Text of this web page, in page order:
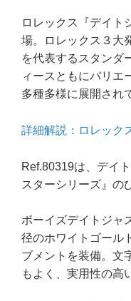
ロレックス『デイト
場。ロレックス３大
を代表するスタンダ
ィースともにバリエ
多種多様に展開され
詳細解説：ロレック
Ref.80319は、デイ
スターシリーズ』の
ボーイズデイトジャ
径のホワイトゴール
ブメントを装備。文
もよく、実用性の高